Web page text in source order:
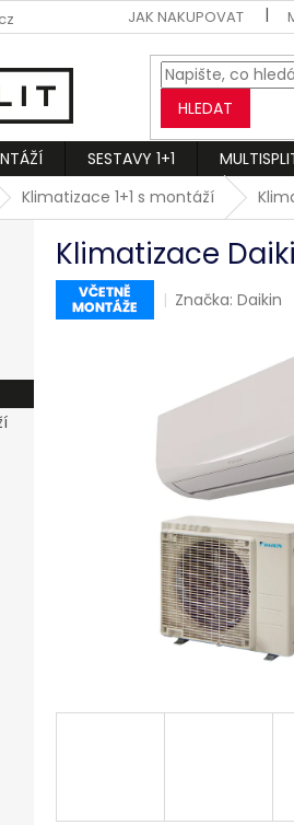
JAK NAKUPOVAT
HLEDAT
SESTAVY 1+1
Klimatizace 1+1 s montáží
Klimatizace
Značka:Daikin